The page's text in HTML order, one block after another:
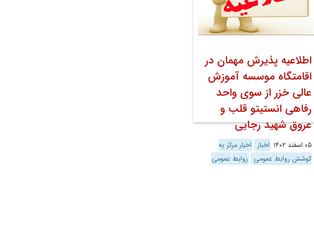
اطلاعیه پذیرش مهمان در
اقامتگاه موسسه آموزش
عالی خزر از سوی واحد
رفاهی انستیتو قلب و
عروق شهید رجایی
۰۵ اسفند ۱۴۰۲ اخبار
اخبار مرکز به
کوشش روابط عمومی روابط عمومی